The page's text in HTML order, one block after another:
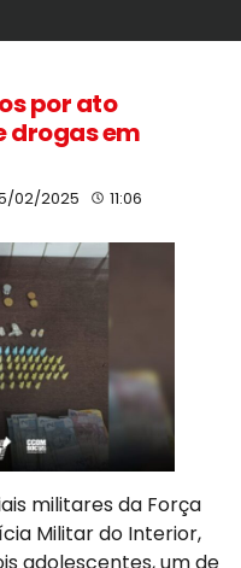
por ato
drogas em
02/2025 11:06
militares da Força
Militar do Interior,